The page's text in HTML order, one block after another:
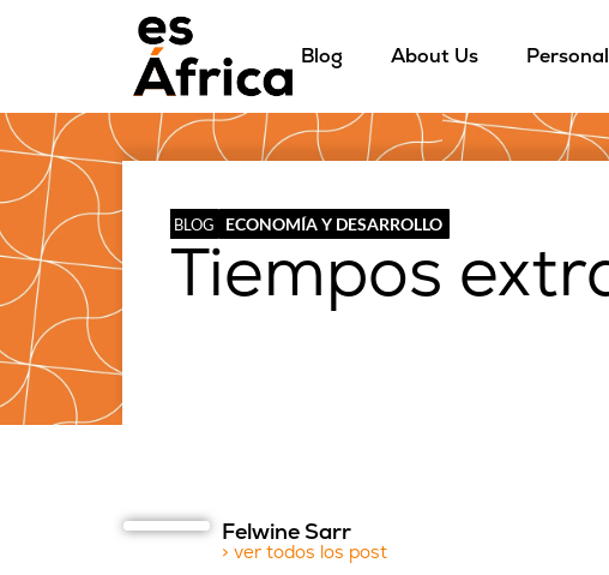
Blog About Us
BLOG ECONOMÍA Y DESARROLLO
Tiempos
Felwine Sarr
> ver todos los post